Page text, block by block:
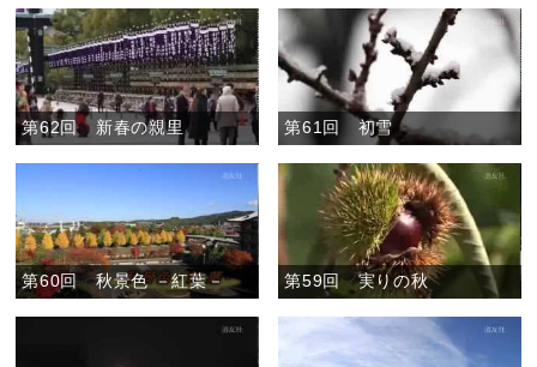
第62回 新春の親里 第61回 初雪
第60回 秋景色 －紅葉－ 第59回 実りの秋